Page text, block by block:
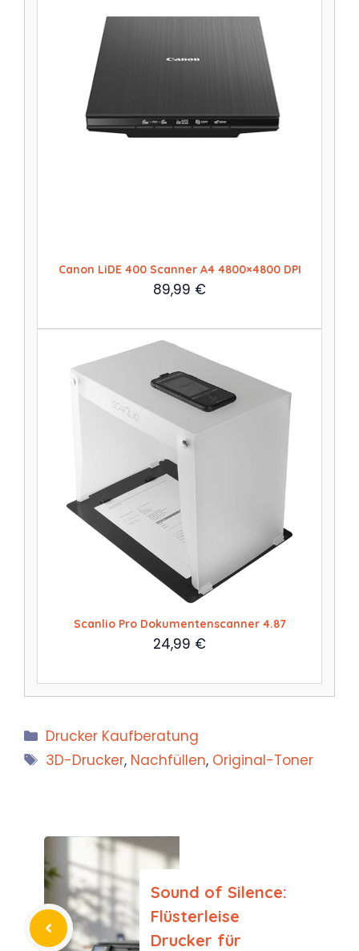
Canon LiDE 400 Scanner A4 4800×4800 DPI
89,99 €
Scanlio Pro Dokumentenscanner 4.87
24,99 €
Kategorien
Drucker Kaufberatung
Schlagwörter
3D-Drucker, Nachfüllen, Original-Toner
Sound of Silence:
Flüsterleise
Drucker für